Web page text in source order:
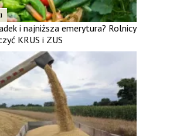
i najniższa emerytura? Rolnicy
KRUS i ZUS